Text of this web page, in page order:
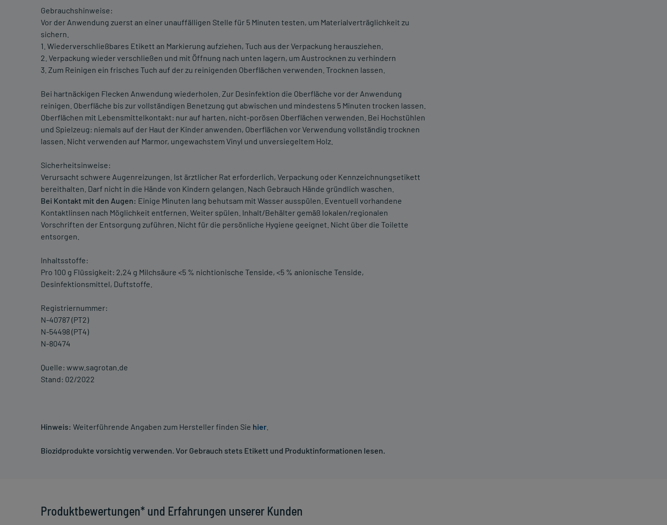
Gebrauchshinweise:
Vor der Anwendung zuerst an einer unauffälligen Stelle für 5 Minuten testen, um Materialverträglichkeit zu
sichern.
1. Wiederverschließbares Etikett an Markierung aufziehen, Tuch aus der Verpackung herausziehen.
2. Verpackung wieder verschließen und mit Öffnung nach unten lagern, um Austrocknen zu verhindern
3. Zum Reinigen ein frisches Tuch auf der zu reinigenden Oberflächen verwenden. Trocknen lassen.
Bei hartnäckigen Flecken Anwendung wiederholen. Zur Desinfektion die Oberfläche vor der Anwendung
reinigen. Oberfläche bis zur vollständigen Benetzung gut abwischen und mindestens 5 Minuten trocken lassen.
Oberflächen mit Lebensmittelkontakt: nur auf harten, nicht-porösen Oberflächen verwenden. Bei Hochstühlen
und Spielzeug: niemals auf der Haut der Kinder anwenden, Oberflächen vor Verwendung vollständig trocknen
lassen. Nicht verwenden auf Marmor, ungewachstem Vinyl und unversiegeltem Holz.
Sicherheitsinweise:
Verursacht schwere Augenreizungen. Ist ärztlicher Rat erforderlich, Verpackung oder Kennzeichnungsetikett
bereithalten. Darf nicht in die Hände von Kindern gelangen. Nach Gebrauch Hände gründlich waschen.
Bei Kontakt mit den Augen: Einige Minuten lang behutsam mit Wasser ausspülen. Eventuell vorhandene
Kontaktlinsen nach Möglichkeit entfernen. Weiter spülen. Inhalt/Behälter gemäß lokalen/regionalen
Vorschriften der Entsorgung zuführen. Nicht für die persönliche Hygiene geeignet. Nicht über die Toilette
entsorgen.
Inhaltsstoffe:
Pro 100 g Flüssigkeit: 2,24 g Milchsäure <5 % nichtionische Tenside, <5 % anionische Tenside,
Desinfektionsmittel, Duftstoffe.
Registriernummer:
N-40787 (PT2)
N-54498 (PT4)
N-80474
Quelle: www.sagrotan.de
Stand: 02/2022
Hinweis: Weiterführende Angaben zum Hersteller finden Sie hier
Biozidprodukte vorsichtig verwenden. Vor Gebrauch stets Etikett und Produktinformationen lesen.
Produktbewertungen* und Erfahrungen unserer Kunden